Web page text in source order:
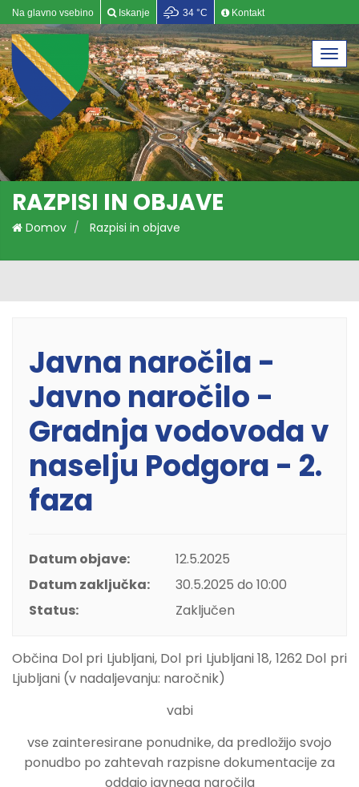
Na glavno vsebino Iskanje 34 °C Kontakt
RAZPISI IN OBJAVE
Domov Razpisi in objave
Javna naročila -
Javno naročilo -
Gradnja vodovoda v
naselju Podgora - 2.
faza
Datum objave:
12.5.2025
Datum zaključka:
30.5.2025 do 10:00
Status:
Zaključen
Občina Dol pri Ljubljani, Dol pri Ljubljani 18, 1262 Dol pri
Ljubljani (v nadaljevanju: naročnik)
vabi
vse zainteresirane ponudnike, da predložijo svojo
ponudbo po zahtevah razpisne dokumentacije za
oddajo javnega naročila